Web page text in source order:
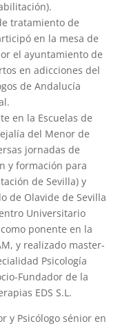
tratamiento de
en la mesa de
el ayuntamiento de
en adicciones del
de Andalucía
en la Escuelas de
del Menor de
jornadas de
y formación para
de Sevilla) y
de Olavide de Sevilla
Universitario
ponente en la
y realizado master-
Psicología
Fundador de la
EDS S.L.
y Psicólogo sénior en